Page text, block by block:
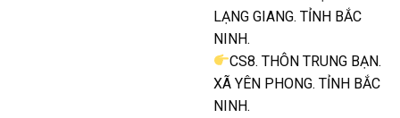
LẠNG GIANG. TỈNH BẮC
NINH.
CS8. THÔN TRUNG BẠN.
XÃ YÊN PHONG. TỈNH BẮC
NINH.